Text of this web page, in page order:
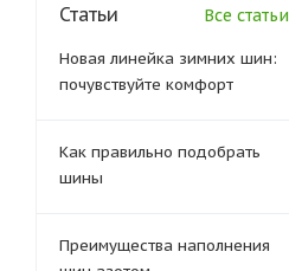
Статьи Все статьи
Новая линейка зимних шин:
почувствуйте комфорт
Как правильно подобрать
шины
Преимущества наполнения